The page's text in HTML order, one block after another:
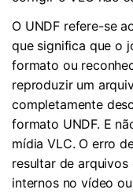
Usuários de DVD
Usuários de Redes Sociais
Usuários de Mac
MAIS SOLUÇÕES
Especificaciones
Uma lista de todos os
suportados pelo
O que há de novo?
Os produtos e
O UNDF refere-se
que significa que o
formato ou
reproduzir um
completamente
formato UNDF. E
mídia VLC. O erro
resultar de
internos no vídeo